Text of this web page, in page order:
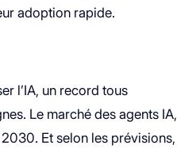
adoption rapide.
l’IA, un record tous
Le marché des agents IA,
Et selon les prévisions,